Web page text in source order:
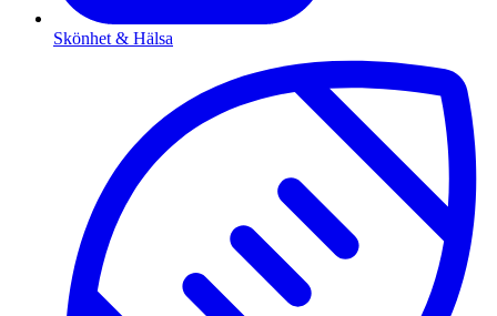
Skönhet & Hälsa